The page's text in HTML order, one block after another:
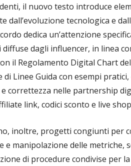
il nuovo testo introduce
dall’evoluzione tecnologica e
dedica un’attenzione
dagli influencer, in linea
il Regolamento Digital Chart
di Linee Guida con esempi
correttezza nelle partnership
link, codici sconto e live
inoltre, progetti congiunti per
e manipolazione delle metriche,
di procedure condivise per